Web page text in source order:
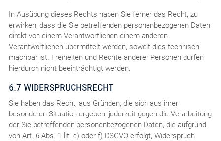
In Ausübung dieses Rechts haben Sie ferner das Recht, zu
erwirken, dass die Sie betreffenden personenbezogenen Daten
direkt von einem Verantwortlichen einem anderen
Verantwortlichen übermittelt werden, soweit dies technisch
machbar ist. Freiheiten und Rechte anderer Personen dürfen
hierdurch nicht beeinträchtigt werden.
6.7 WIDERSPRUCHSRECHT
Sie haben das Recht, aus Gründen, die sich aus ihrer
besonderen Situation ergeben, jederzeit gegen die Verarbeitung
der Sie betreffenden personenbezogenen Daten, die aufgrund
von Art. 6 Abs. 1 lit. e) oder f) DSGVO erfolgt, Widerspruch